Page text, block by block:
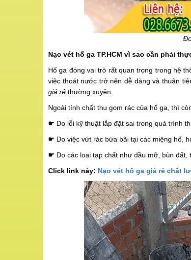
Nạo vét hố ga TP.HCM vì sao cần phải
Hố ga đóng vai trò rất quan trọng trong hệ
việc thoát nước trở nên dễ dàng và thuận
giá rẻ thường xuyên.
Ngoài tính chất thu gom rác của hố ga, thì
☛ Do lỗi kỹ thuật lắp đặt sai trong quá trình
☛ Do việc vứt rác bừa bãi tại các miệng hố,
☛ Do các loại tạp chất như dầu mỡ, bùn
Click link này: Nạo vét hố ga giá rẻ chất